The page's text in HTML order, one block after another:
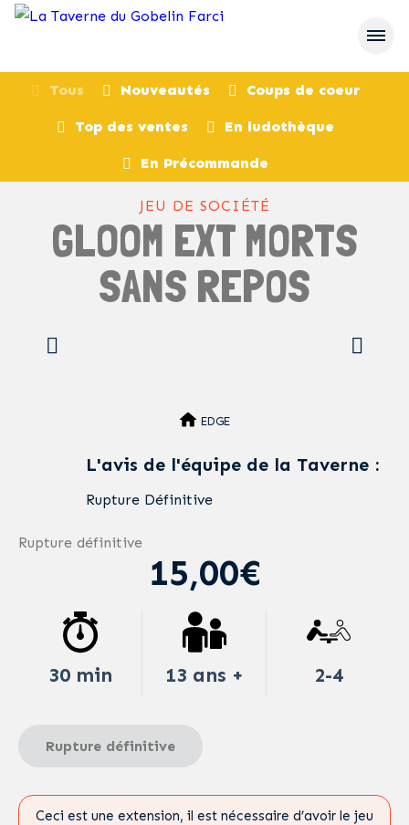
Tous Nouveautés Coups de coeur
Top des ventes En ludothèque
En Précommande
JEU DE SOCIÉTÉ
GLOOM EXT MORTS
SANS REPOS
EDGE
L'avis de l'équipe de la Taverne :
Rupture Définitive
Rupture définitive
15,00€
30 min 13 ans + 2-4
Rupture définitive
Ceci est une extension, il est nécessaire d’avoir le jeu